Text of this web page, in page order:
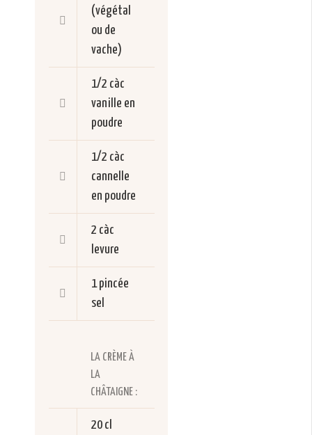
(végétal
ou de
vache)
1/2 càc
vanille en
poudre
1/2 càc
cannelle
en poudre
2 càc
levure
1 pincée
sel
LA CRÈME À
LA
CHÂTAIGNE :
20 cl